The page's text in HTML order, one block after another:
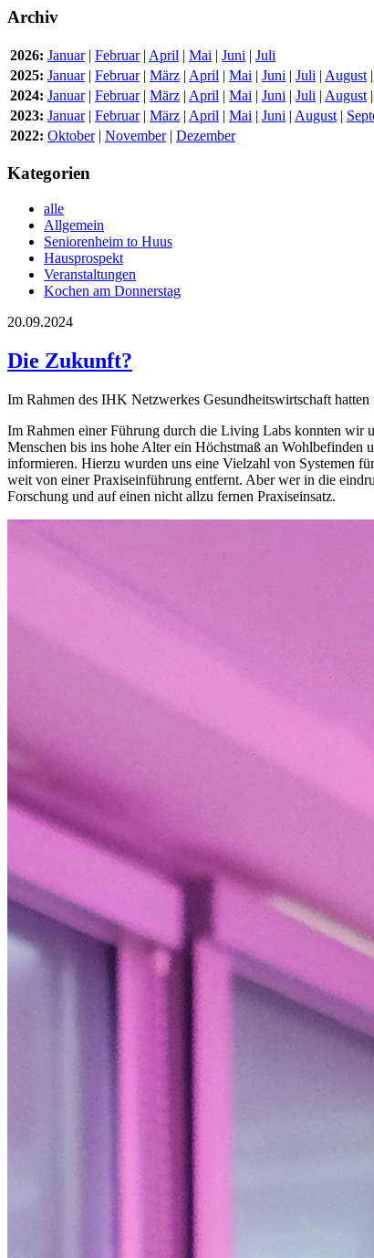
Archiv
2026: Januar| Februar| April | Mai | Juni | Juli
2025: Januar| Februar| März | April | Mai | Juni | Juli | August |
2024: Januar| Februar| März | April | Mai | Juni | Juli | August |
2023: Januar| Februar| März | April | Mai | Juni | August |
2022: Oktober| November| Dezember
Kategorien
alle
Allgemein
Seniorenheim to Huus
Hausprospekt
Veranstaltungen
Kochen am Donnerstag
20.09.2024
Die Zukunft?
Im Rahmen des IHK Netzwerkes Gesundheitswirtschaft
Im Rahmen einer Führung durch die Living Labs konnten wir
Menschen bis ins hohe Alter ein Höchstmaß an Wohlbefinden
informieren. Hierzu wurden uns eine Vielzahl von Systemen
weit von einer Praxiseinführung entfernt. Aber wer in die
Forschung und auf einen nicht allzu fernen Praxiseinsatz.